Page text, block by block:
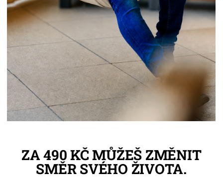
ZA 490 KČ MŮŽEŠ ZMĚNIT
SMĚR SVÉHO ŽIVOTA.